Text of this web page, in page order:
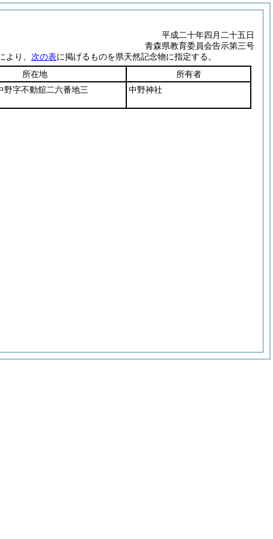
平成二十年四月二十五日
青森県教育委員会告示第三号
より、 次の表に掲げるものを県天然記念物に指定する。
所在地
所有者
野字不動舘二六番地三
中野神社